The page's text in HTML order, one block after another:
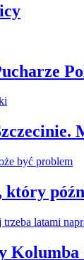
który
Kolumba